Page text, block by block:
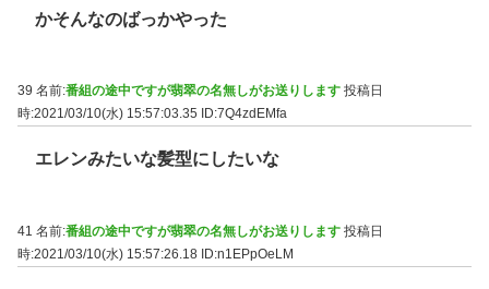
かそんなのばっかやった
39 名前:番組の途中ですが翡翠の名無しがお送りします 投稿日
時:2021/03/10(水) 15:57:03.35
ID:7Q4zdEMfa
エレンみたいな髪型にしたいな
41 名前:番組の途中ですが翡翠の名無しがお送りします 投稿日
時:2021/03/10(水) 15:57:26.18 ID:n1EPpOeLM